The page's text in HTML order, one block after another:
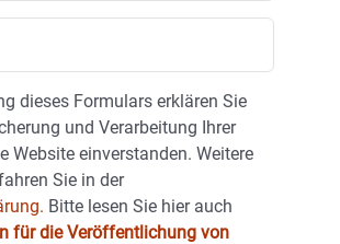
dieses Formulars erklären Sie
und Verarbeitung Ihrer
Website einverstanden. Weitere
Sie in der
Bitte lesen Sie hier auch
für die Veröffentlichung von